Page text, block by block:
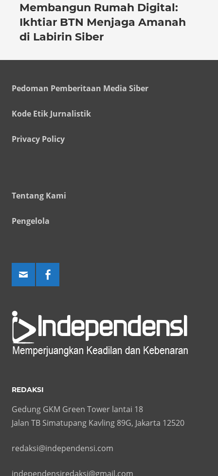
Membangun Rumah Digital:
Ikhtiar BTN Menjaga Amanah
di Labirin Siber
Pedoman Pemberitaan Media Siber
Kode Etik Jurnalistik
Privacy Policy
Tentang Kami
Pengelola
REDAKSI
Gedung GKM Green Tower lantai 18
Jalan TB Simatupang Kavling 89G, Jakarta 12520
redaksi@independensi.com
independensiredaksi@gmail.com